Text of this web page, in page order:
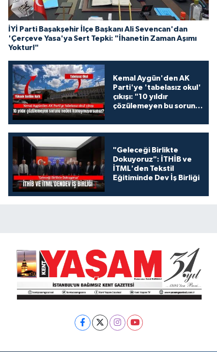
İYİ Parti Başakşehir İlçe Başkanı Ali Sevencan'dan
'Çerçeve Yasa'ya Sert Tepki: "İhanetin Zaman Aşımı
Yoktur!"
Kemal Aygün'den AK
Parti'ye 'tabelasız okul'
çıkışı: "10 yıldır
çözülemeyen bu sorunu
konuşmuyorsunuz?"
"Geleceği Birlikte
Dokuyoruz": İTHİB ve
İTML'den Tekstil
Eğitiminde Dev İş Birliği